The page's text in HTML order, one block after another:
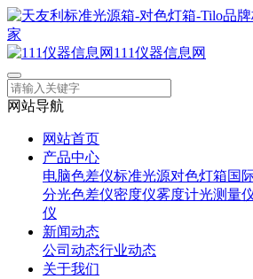
111仪器信息网
网站导航
网站首页
产品中心
电脑色差仪标准光源对色灯箱国
分光色差仪密度仪雾度计光测量
仪
新闻动态
公司动态行业动态
关于我们